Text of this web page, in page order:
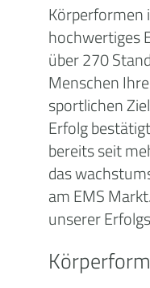
Körperformen
hochwertiges
über 270
Menschen
sportlichen
Erfolg
bereits seit
das
am EMS
unserer